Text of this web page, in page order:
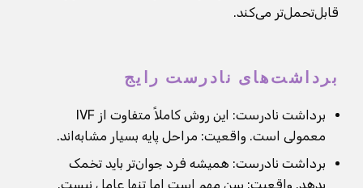
قابل‌تحمل‌تر می‌کند.
برداشت‌های نادرست رایج
برداشت نادرست: این روش کاملاً متفاوت از IVF
معمولی است. واقعیت: مراحل پایه بسیار مشابه‌اند.
برداشت نادرست: همیشه فرد جوان‌تر باید تخمک
بدهد. واقعیت: سن مهم است اما تنها عامل نیست.